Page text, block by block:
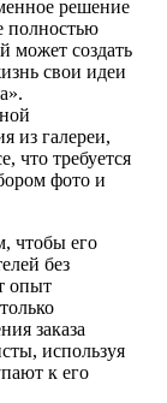
решение
полностью
может создать
свои идеи
из галереи,
что требуется
фото и
чтобы его
без
опыт
заказа
используя
к его